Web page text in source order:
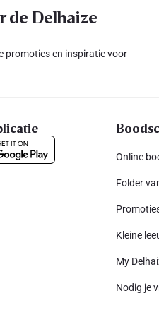
de Delhaize
promoties en inspiratie voor
Online
Folder
Kleine
My
Nodig je